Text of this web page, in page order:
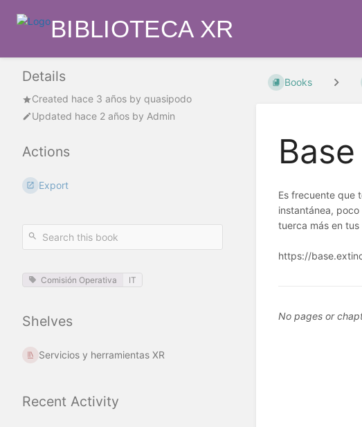
BIBLIOTECA XR
Comisión Operativa IT
Shelves
Servicios y herramientas XR
Recent Activity
Books
Base
Es frecuente que
instantánea,
tuerca más en
https://
No pages or
Details
Created hace 3 años by quasipodo
Updated hace 2 años by Admin
Actions
Export